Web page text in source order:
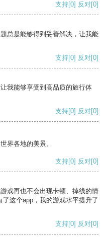
支持[0] 反对[0]
总是能够得到妥善解决，让我能
支持[0] 反对[0]
我能够享受到高品质的旅行体
支持[0] 反对[0]
界各地的美景。
支持[0] 反对[0]
戏再也不会出现卡顿、掉线的情
这个app，我的游戏水平提升了
支持[0] 反对[0]